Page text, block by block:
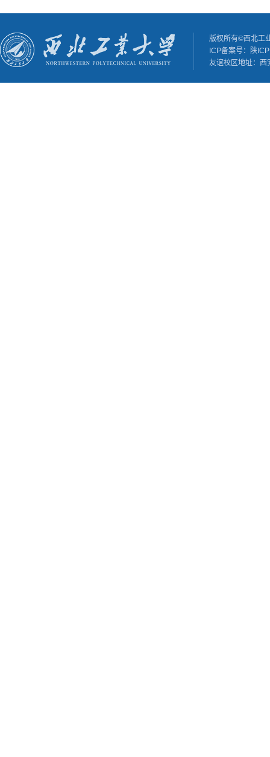
版权所有©西北工
ICP备案号：陕
友谊校区地址：